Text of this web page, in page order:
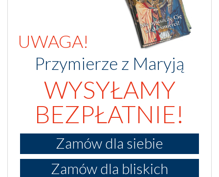
UWAGA!
Przymierze z Maryją
WYSYŁAMY
BEZPŁATNIE!
Zamów dla siebie
Zamów dla bliskich